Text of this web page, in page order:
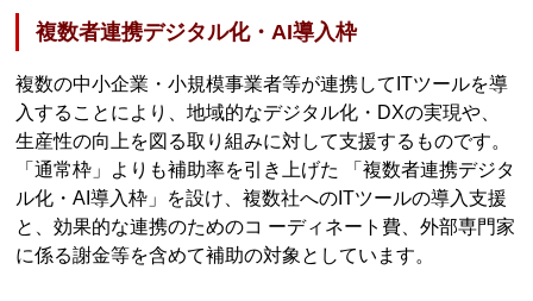
複数者連携デジタル化・AI導入枠
複数の中小企業・小規模事業者等が連携してITツールを導
入することにより、地域的なデジタル化・DXの実現や、
生産性の向上を図る取り組みに対して支援するものです。
「通常枠」よりも補助率を引き上げた 「複数者連携デジタ
ル化・AI導入枠」を設け、複数社へのITツールの導入支援
と、効果的な連携のためのコ ーディネート費、外部専門家
に係る謝金等を含めて補助の対象としています。